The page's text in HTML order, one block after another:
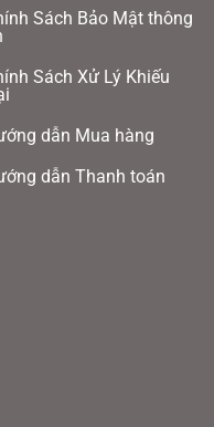
Sách Bảo Mật thông
Sách Xử Lý Khiếu
dẫn Mua hàng
dẫn Thanh toán